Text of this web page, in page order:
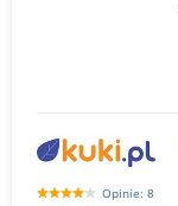
Opinie: 8